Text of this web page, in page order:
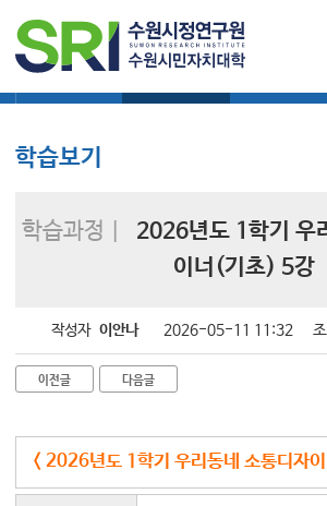
함께하는 곳
학습과정 소개
공지사항
학습보기
학습과정 |
2026년도 1학기 우
이너(기초) 5강
작성자 이안나 2026-05-11 11:32
이전글 다음글
< 2026년도 1학기 우리동네 소통디자